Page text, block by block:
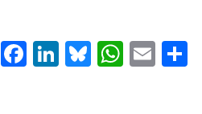
Facebook
LinkedIn
Bluesky